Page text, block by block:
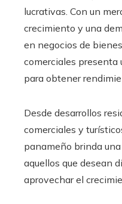
lucrativas. Con un
crecimiento y una
en negocios de
comerciales
para obtener
Desde desarrollos
comerciales y
panameño brinda
aquellos que desean
aprovechar el